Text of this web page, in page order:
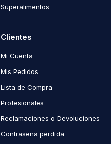
Superalimentos
Clientes
Mi Cuenta
Mis Pedidos
Lista de Compra
Profesionales
Reclamaciones o Devoluciones
Contraseña perdida